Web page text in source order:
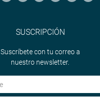
SUSCRIPCIÓN
Suscríbete con tu correo a
nuestro newsletter.